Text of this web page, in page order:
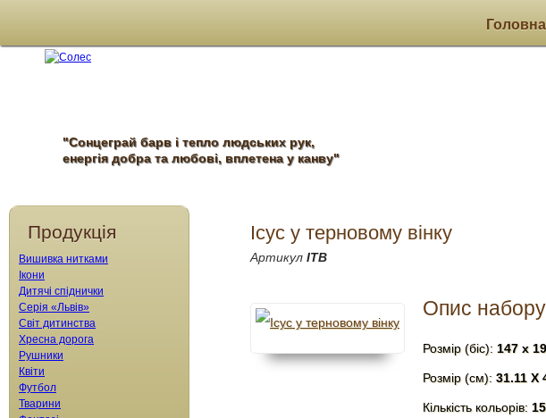
Головна
"Сонцеграй барв і тепло людських рук,
енергія добра та любові, вплетена у канву"
Ісус у терновому вінку
Артикул ІТВ
Опис набору
Розмір (біс): 147 х
Розмір (см): 31.11 X
Кількість кольорів: 15
Продукція
Вишивка нитками
Ікони
Дитячі спіднички
Серія «Львів»
Світ дитинства
Хресна дорога
Рушники
Квіти
Футбол
Тварини